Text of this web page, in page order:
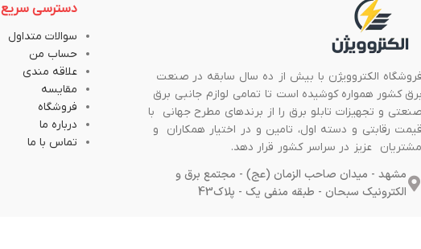
الکتروویژن با بیش از ده سال سابقه در صنعت
کشور همواره کوشیده است تا تمامی لوازم جانبی برق
و تجهیزات تابلو برق را از برندهای مطرح جهانی با
رقابتی و دسته اول، تامین و در اختیار همکاران و
عزیز در سراسر کشور قرار دهد.
مشهد - میدان صاحب الزمان (عج) - مجتمع برق و
الکترونیک سبحان - طبقه منفی یک - پلاک43
دسترسی سریع
سوالات متداول
حساب من
علاقه مندی
مقایسه
فروشگاه
درباره ما
تماس با ما